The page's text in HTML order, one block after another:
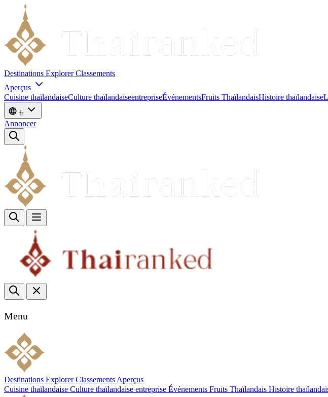
Destinations Explorer Classements
Aperçus
Cuisine thaïlandaiseCulture thaïlandaiseentrepriseÉvénementsFruits ThaïlandaisHistoire thaïlandaise
fr
Annoncer
Menu
Destinations Explorer Classements Aperçus
Cuisine thaïlandaise Culture thaïlandaise entreprise Événements Fruits Thaïlandais Histoire